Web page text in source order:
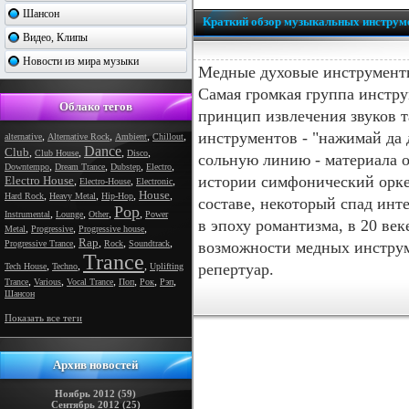
Шансон
Видео, Клипы
Новости из мира музыки
Облако тегов
alternative, Alternative Rock, Ambient, Chillout,
Club, Club House, Dance, Disco,
Downtempo, Dream Trance, Dubstep, Electro,
Electro House, Electro-House, Electronic,
Hard Rock, Heavy Metal, Hip-Hop, House,
Instrumental, Lounge, Other, Pop, Power
Metal, Progressive, Progressive house,
Progressive Trance, Rap, Rock, Soundtrack,
Tech House, Techno, Trance, Uplifting
Trance, Various, Vocal Trance, Поп, Рок, Рэп,
Шансон
Показать все теги
Архив новостей
Ноябрь 2012 (59)
Сентябрь 2012 (25)
Краткий обзор музыкальных
Медные духовые
Самая громкая группа
принцип извлечения звуков
инструментов - "нажимай
сольную линию - материала
истории симфонический
составе, некоторый спад
в эпоху романтизма, в 20
возможности медных
репертуар.